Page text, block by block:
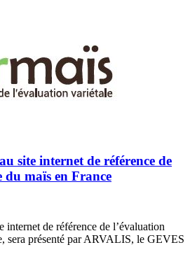
site internet de référence de
du maïs en France
de référence de l’évaluation
sera présenté par ARVALIS, le GEVES